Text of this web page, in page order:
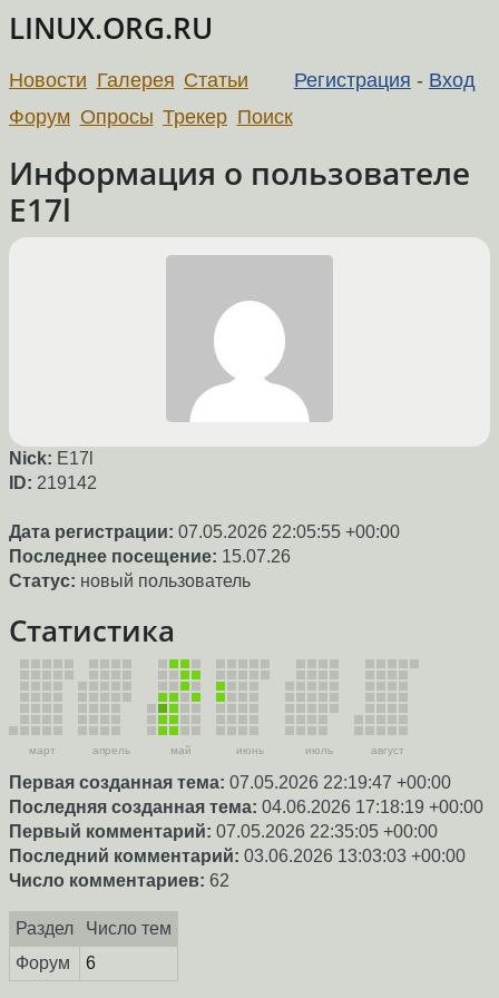
LINUX.ORG.RU
Регистрация - Вход
Новости Галерея Статьи
Форум Опросы Трекер Поиск
Информация о пользователе
E17l
Nick: E17l
ID: 219142
Дата регистрации: 07.05.2026 22:05:55 +00:00
Последнее посещение: 15.07.26
Статус: новый пользователь
Статистика
март апрель май июнь июль август
Первая созданная тема: 07.05.2026 22:19:47 +00:00
Последняя созданная тема: 04.06.2026 17:18:19 +00:00
Первый комментарий: 07.05.2026 22:35:05 +00:00
Последний комментарий: 03.06.2026 13:03:03 +00:00
Число комментариев: 62
Раздел
Число тем
Форум
6